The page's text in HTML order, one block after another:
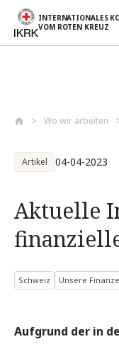
INTERNATIONALES
VOM ROTEN KREUZ
Wo wir arbeiten
Artikel 04-04-2023
Aktuelle
Schweiz Unsere
Aufgrund der in